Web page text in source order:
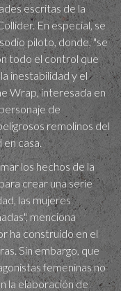
escritas de la
En especial, se
piloto, donde, "se
todo el control que
inestabilidad y el
Wrap, interesada en
de
remolinos del
casa.
los hechos de la
crear una serie
las mujeres
menciona
ha construido en el
Sin embargo, que
femeninas no
la elaboración de